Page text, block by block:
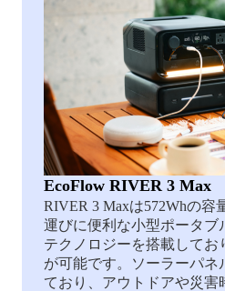
EcoFlow RIVER 3 Max
RIVER 3 Maxは572Whの容
運びに便利な小型ポータブ
テクノロジーを搭載してお
が可能です。ソーラーパネ
ており、アウトドアや災害